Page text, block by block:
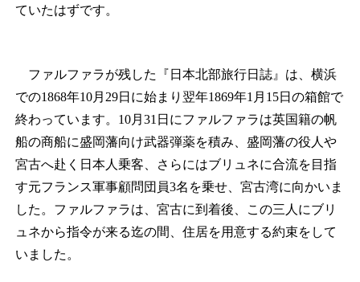
ていたはずです。
ファルファラが残した『日本北部旅行日誌』は、横浜
での1868年10月29日に始まり翌年1869年1月15日の箱館で
終わっています。10月31日にファルファラは英国籍の帆
船の商船に盛岡藩向け武器弾薬を積み、盛岡藩の役人や
宮古へ赴く日本人乗客、さらにはブリュネに合流を目指
す元フランス軍事顧問団員3名を乗せ、宮古湾に向かいま
した。ファルファラは、宮古に到着後、この三人にブリ
ュネから指令が来る迄の間、住居を用意する約束をして
いました。